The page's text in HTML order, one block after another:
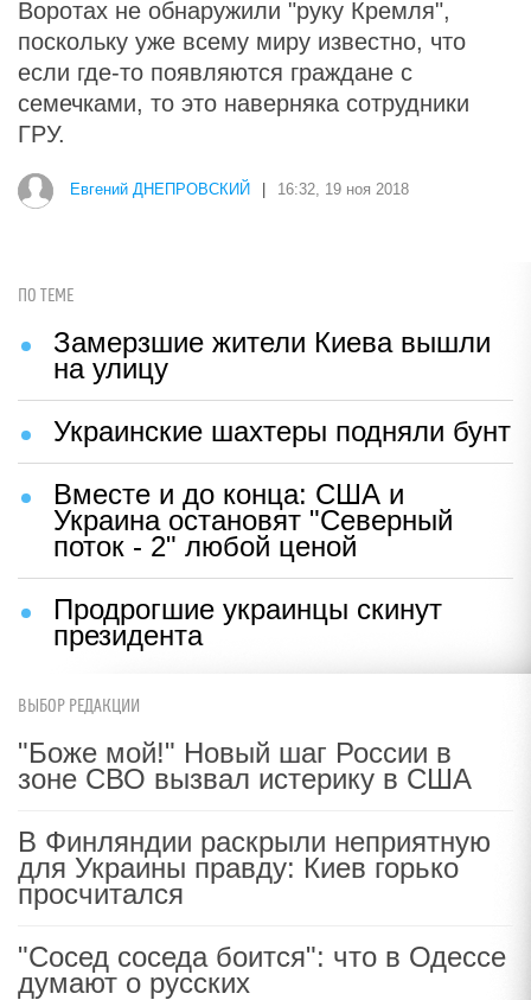
Воротах не обнаружили "руку Кремля",
поскольку уже всему миру известно, что
если где-то появляются граждане с
семечками, то это наверняка сотрудники
ГРУ.
Евгений ДНЕПРОВСКИЙ 16:32, 19 ноя 2018
ПО ТЕМЕ
Замерзшие жители Киева вышли
на улицу
Украинские шахтеры подняли бунт
Вместе и до конца: США и
Украина остановят "Северный
поток - 2" любой ценой
Продрогшие украинцы скинут
президента
ВЫБОР РЕДАКЦИИ
"Боже мой!" Новый шаг России в
зоне СВО вызвал истерику в США
В Финляндии раскрыли неприятную
для Украины правду: Киев горько
просчитался
"Сосед соседа боится": что в Одессе
думают о русских